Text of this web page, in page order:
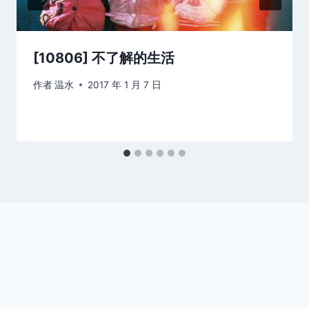
[10806] 不了解的生活
作者温水 2017 年 1 月 7 日